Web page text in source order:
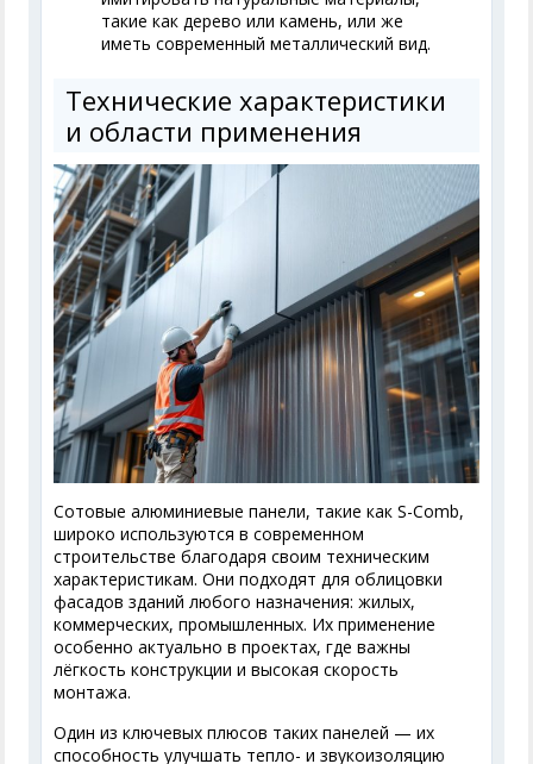
такие как дерево или камень, или же
иметь современный металлический вид.
Технические характеристики
и области применения
Сотовые алюминиевые панели, такие как S-Comb,
широко используются в современном
строительстве благодаря своим техническим
характеристикам. Они подходят для облицовки
фасадов зданий любого назначения: жилых,
коммерческих, промышленных. Их применение
особенно актуально в проектах, где важны
лёгкость конструкции и высокая скорость
монтажа.
Один из ключевых плюсов таких панелей — их
способность улучшать тепло- и звукоизоляцию